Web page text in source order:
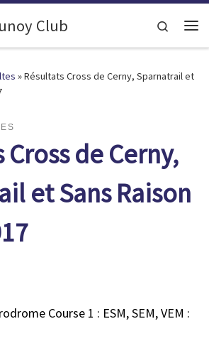
Club Search
»Résultats Cross de Cerny, Sparnatrail et
Cross de Cerny,
et Sans Raison
Course 1 : ESM, SEM, VEM :